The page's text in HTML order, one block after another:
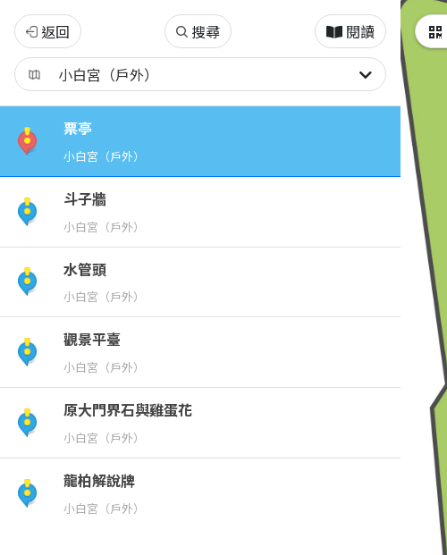
淡
水
古
蹟
博
物
館
返回 搜尋 閱讀
票亭
小白宮（戶外）
斗子牆
小白宮（戶外）
水管頭
小白宮（戶外）
觀景平臺
小白宮（戶外）
原大門界石與雞蛋花
小白宮（戶外）
龍柏解說牌
小白宮（戶外）